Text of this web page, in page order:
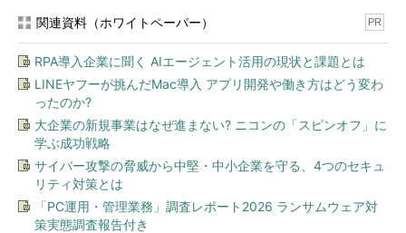
関連資料（ホワイトペーパー） PR
RPA導入企業に聞く AIエージェント活用の現状と課題とは
LINEヤフーが挑んだMac導入 アプリ開発や働き方はどう変わ
ったのか?
大企業の新規事業はなぜ進まない? ニコンの「スピンオフ」に
学ぶ成功戦略
サイバー攻撃の脅威から中堅・中小企業を守る、4つのセキュ
リティ対策とは
「PC運用・管理業務」調査レポート2026 ランサムウェア対
策実態調査報告付き